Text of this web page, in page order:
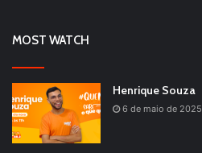
MOST WATCH
Henrique Souza
6 de maio de 2025